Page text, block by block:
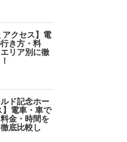
アクセス】電
き方・料
リア別に徹
ルド記念ホー
電車・車で
金・時間を
底比較し